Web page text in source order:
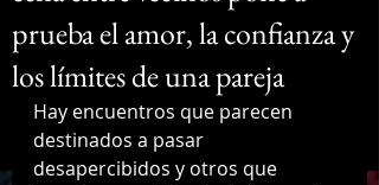
prueba el amor, la confianza y
los límites de una pareja
Hay encuentros que parecen
destinados a pasar
desapercibidos y otros que